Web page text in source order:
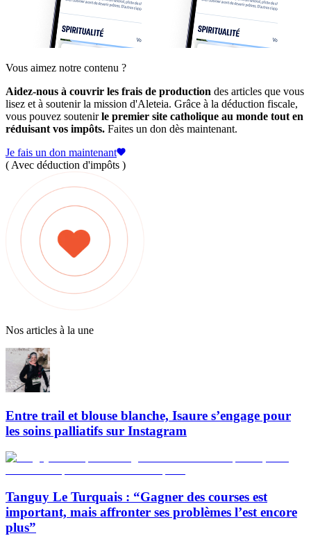
Vous aimez notre contenu ?
Aidez-nous à couvrir les frais de production des articles que vous
lisez et à soutenir la mission d'Aleteia. Grâce à la déduction fiscale,
vous pouvez soutenirle premier site catholique au monde tout en
réduisant vos impôts. Faites un don dès maintenant.
Je fais un don maintenant
( Avec déduction d'impôts )
Nos articles à la une
Entre trail et blouse blanche, Isaure s’engage pour
les soins palliatifs sur Instagram
Tanguy Le Turquais : “Gagner des courses est
important, mais affronter ses problèmes l’est encore
plus”